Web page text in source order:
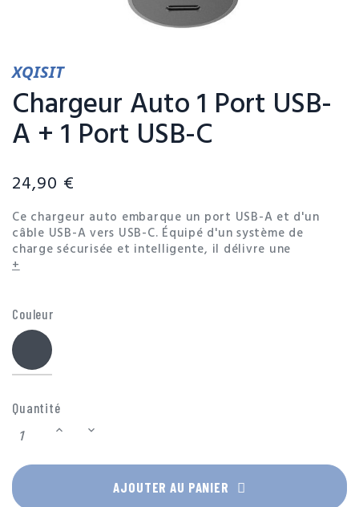
XQISIT
Chargeur Auto 1 Port USB-
A + 1 Port USB-C
24,90 €
Ce chargeur auto embarque un port USB-A et d'un
câble USB-A vers USB-C. Équipé d'un système de
charge sécurisée et intelligente, il délivre une
puissance de 2,4A pour effectuer une recharge rapide
les court-circuits et les surcharges. Xqisit associe
simplicité, usage et design.
+
Couleur
Quantité
AJOUTER AU PANIER